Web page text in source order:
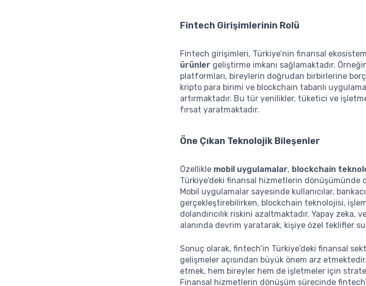
Fintech Girişimlerinin Rolü
Fintech girişimleri, Türkiye’nin finansal
ürünler geliştirme imkanı sağlamaktadır.
platformları, bireylerin doğrudan birbirlerine
kripto para birimi ve blockchain tabanlı
artırmaktadır. Bu tür yenilikler, tüketici ve
fırsat yaratmaktadır.
Öne Çıkan Teknolojik Bileşenler
Özellikle mobil uygulamalar, blockchain
Türkiye’deki finansal hizmetlerin dönüşümünde
Mobil uygulamalar sayesinde kullanıcılar,
gerçekleştirebilirken, blockchain teknolojisi,
dolandırıcılık riskini azaltmaktadır. Yapay
alanında devrim yaratarak, kişiye özel teklifler
Sonuç olarak, fintech’in Türkiye’deki finansal
gelişmeler açısından büyük önem arz
etmek, hem bireyler hem de işletmeler için
Finansal hizmetlerin dönüşüm sürecinde